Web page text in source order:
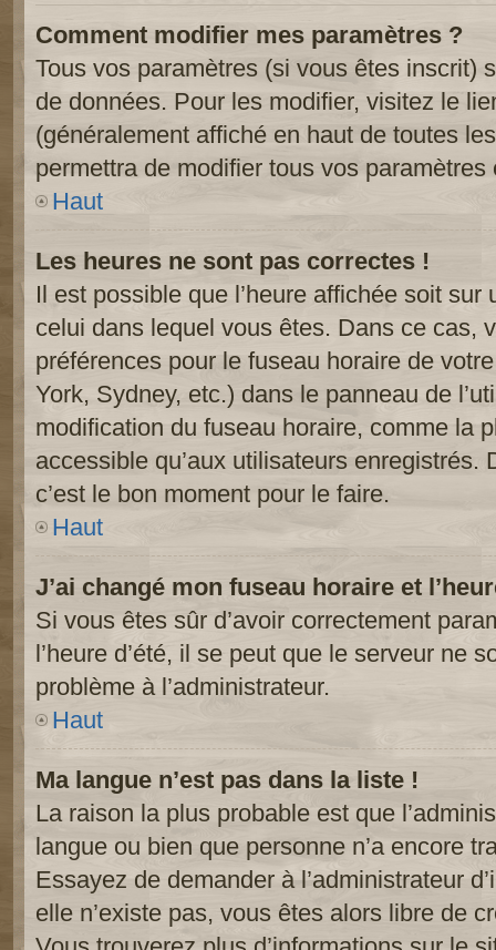
Comment modifier mes paramètres ?
Tous vos paramètres (si vous êtes inscrit)
de données. Pour les modifier, visitez le
(généralement affiché en haut de toutes
permettra de modifier tous vos paramètres
Haut
Les heures ne sont pas correctes !
Il est possible que l’heure affichée soit
celui dans lequel vous êtes. Dans ce cas,
préférences pour le fuseau horaire de
York, Sydney, etc.) dans le panneau de
modification du fuseau horaire, comme la
accessible qu’aux utilisateurs enregistrés.
c’est le bon moment pour le faire.
Haut
J’ai changé mon fuseau horaire et
Si vous êtes sûr d’avoir correctement
l’heure d’été, il se peut que le serveur ne
problème à l’administrateur.
Haut
Ma langue n’est pas dans la liste !
La raison la plus probable est que
langue ou bien que personne n’a encore
Essayez de demander à l’administrateur
elle n’existe pas, vous êtes alors libre de